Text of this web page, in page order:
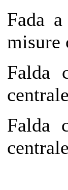
Fada
misure
Falda
Falda